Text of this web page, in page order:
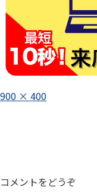
フ
ル
900 × 400
ゲ
コメントをどうぞ